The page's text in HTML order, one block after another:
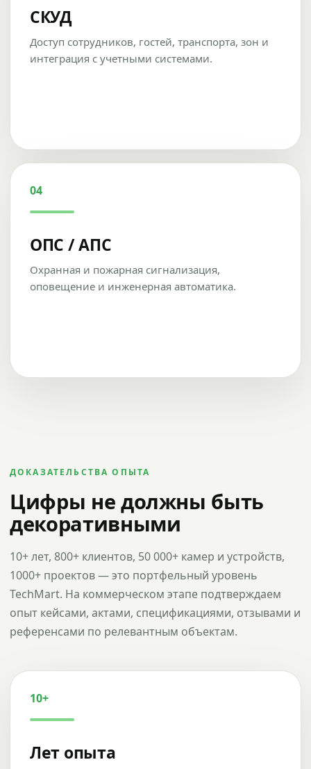
СКУД
Доступ сотрудников, гостей, транспорта, зон и
интеграция с учетными системами.
04
ОПС / АПС
Охранная и пожарная сигнализация,
оповещение и инженерная автоматика.
ДОКАЗАТЕЛЬСТВА ОПЫТА
Цифры не должны быть
декоративными
10+ лет, 800+ клиентов, 50 000+ камер и устройств,
1000+ проектов — это портфельный уровень
TechMart. На коммерческом этапе подтверждаем
опыт кейсами, актами, спецификациями, отзывами и
референсами по релевантным объектам.
10+
Лет опыта